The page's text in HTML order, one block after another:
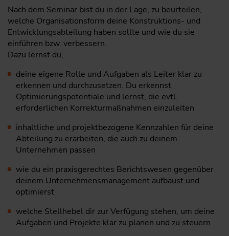
Nach dem Seminar bist du in der Lage, zu beurteilen,
welche Organisationsform deine Konstruktions- und
Entwicklungsabteilung haben sollte und wie du sie
einführen bzw. verbessern.
Dazu lernst du,
deine eigene Rolle und Aufgaben als Leiter klar zu
erkennen und durchzusetzen. Du erkennst
Optimierungspotentiale und lernst, die evtl.
erforderlichen Korrekturmaßnahmen einzuleiten
inhaltliche und projektbezogene Kennzahlen für deine
Abteilung zu erarbeiten, die auch zu deinem
Unternehmen passen
wie du ein praxis­gerechtes Berichtswesen gegenüber
deinem Unter­nehmensmanagement aufbaust und
optimierst
welche Stellhebel dir zur Verfügung stehen, um deine
Aufgaben und Projekte klar zu planen und zu steuern